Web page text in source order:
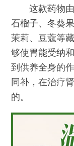
这款药物由
石榴子、冬葵
茉莉、豆蔻等
够使胃能受纳
到供养全身的
同补，在治疗
的。